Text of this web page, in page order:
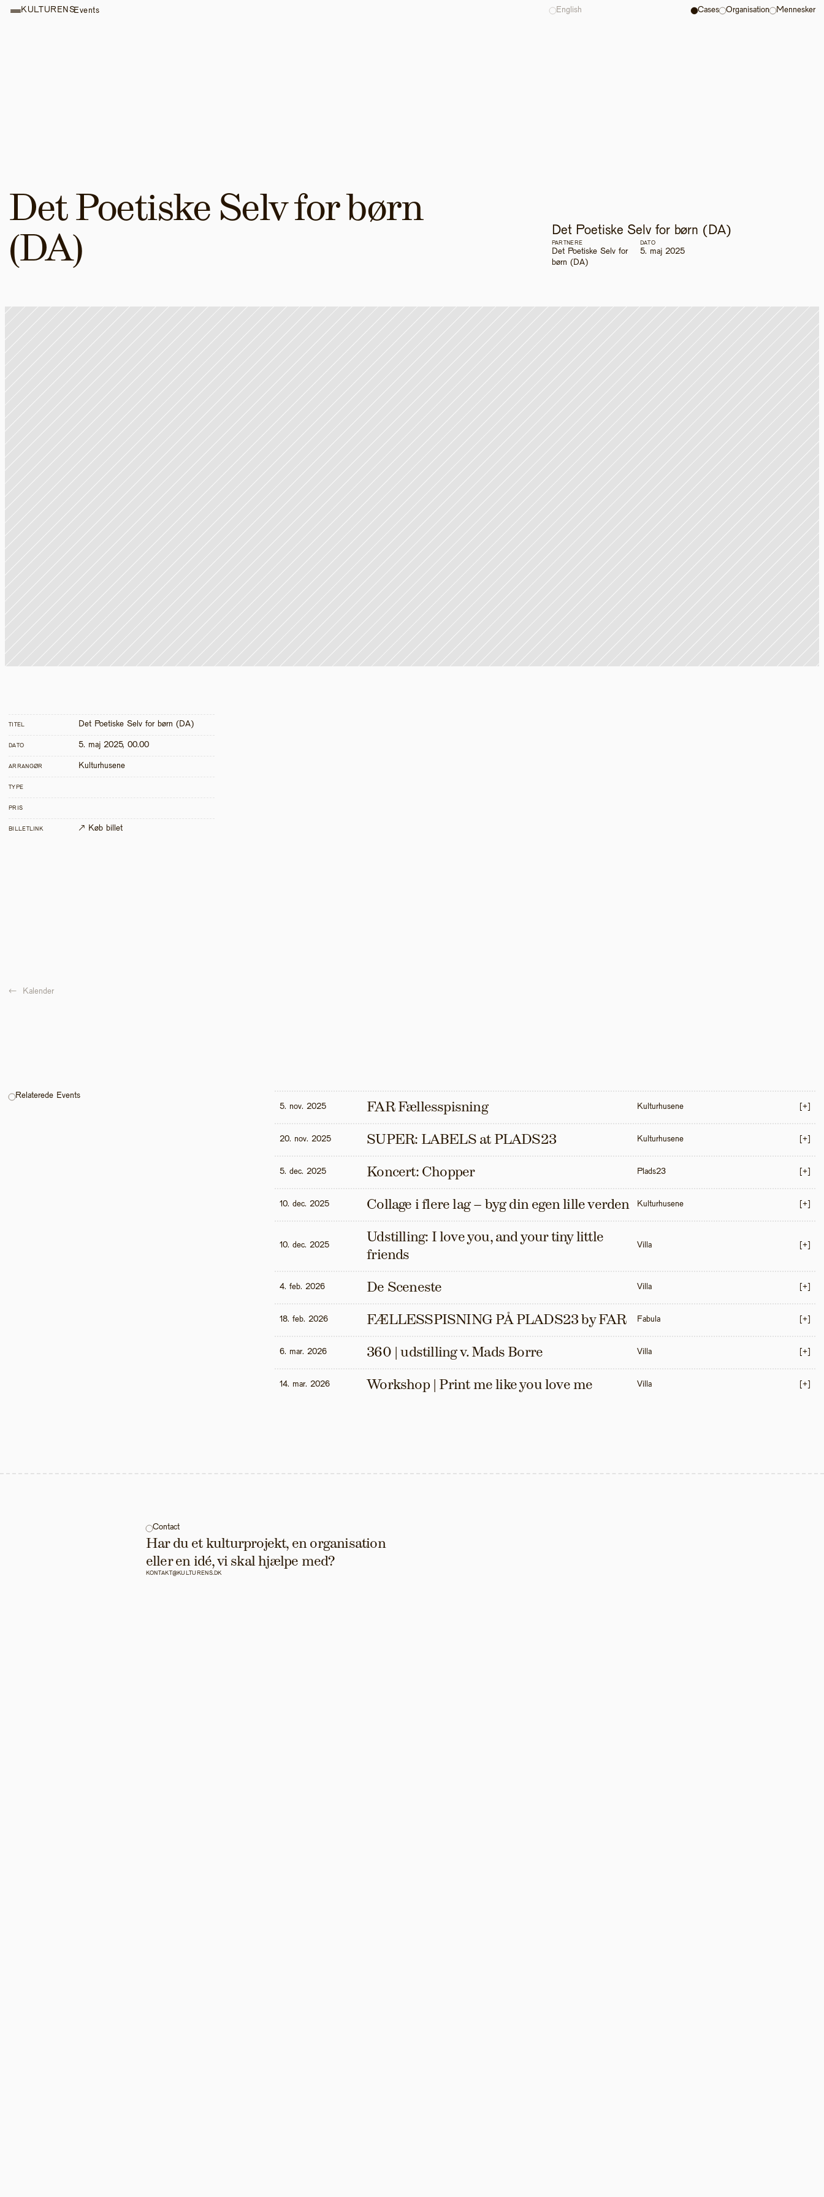
Det Poetiske Selv for børn
(DA)
Det Poetiske Selv for børn (DA)
PARTNERE
Det Poetiske Selv for
børn (DA)
DATO
5. maj 2025
TITEL Det Poetiske Selv for børn (DA)
DATO 5. maj 2025, 00.00
ARRANGØR Kulturhusene
TYPE
PRIS
BILLETLINK ↗ Køb billet
← Kalender
Relaterede Events
5. nov. 2025
FAR Fællesspisning Kulturhusene [+]
20. nov. 2025 SUPER: LABELS at PLADS23 Kulturhusene [+]
5. dec. 2025 Koncert: Chopper Plads23 [+]
10. dec. 2025 Collage i flere lag – byg din egen lille verden Kulturhusene [+]
10. dec. 2025
Udstilling: I love you, and your tiny little
friends
Villa [+]
4. feb. 2026 De Sceneste Villa [+]
18. feb. 2026 FÆLLESSPISNING PÅ PLADS23 by FAR Fabula [+]
6. mar. 2026 360 | udstilling v. Mads Borre Villa [+]
14. mar. 2026 Workshop | Print me like you love me Villa [+]
KONTAKT@KULTURENS.DK
Har du et kulturprojekt, en organisation
eller en idé, vi skal hjælpe med?
Contact
KULTURENSEvents English Cases Organisation Mennesker